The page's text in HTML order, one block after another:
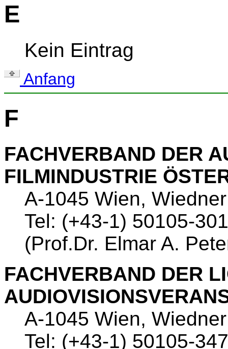
E
Kein Eintrag
Anfang
F
FACHVERBAND DER
FILMINDUSTRIE
A-1045 Wien,
Tel: (+43-1) 50105-
(Prof.Dr. Elmar A.
FACHVERBAND DER
A-1045 Wien,
Tel: (+43-1) 50105-